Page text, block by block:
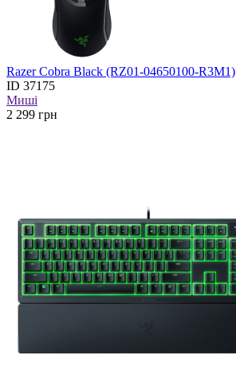
Razer Cobra Black (RZ01-04650100-R3M1)
ID 37175
Миші
2 299 грн